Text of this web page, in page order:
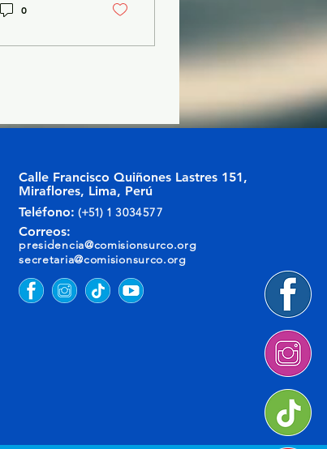
0
Calle Francisco Quiñones Lastres 151,
Miraflores, Lima, Perú
Teléfono: (+51) 13034577
Correos:
presidencia@comisionsurco.org
secretaria@comisionsurco.org